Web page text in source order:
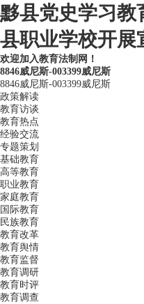
黟县党史学习教
县职业学校开展
欢迎加入教育法制网！
8846威尼斯-003399威尼斯
8846威尼斯-003399威尼斯
政策解读
教育访谈
教育热点
经验交流
专题策划
基础教育
高等教育
职业教育
家庭教育
国际教育
民族教育
教育改革
教育舆情
教育监督
教育调研
教育时评
教育调查